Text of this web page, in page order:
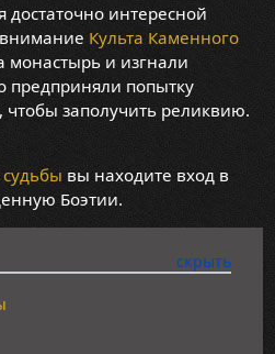
достаточно интересной
Культа Каменного
монастырь и изгнали
предприняли попытку
чтобы заполучить реликвию.
вы находите вход в
Боэтии.